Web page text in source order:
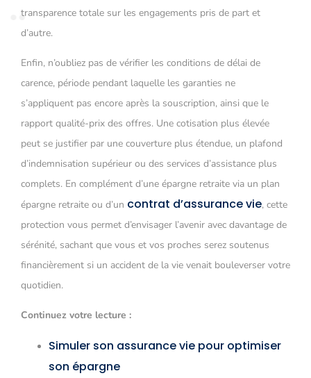
transparence totale sur les engagements pris de part et
d’autre.
Enfin, n’oubliez pas de vérifier les conditions de délai de
carence, période pendant laquelle les garanties ne
s’appliquent pas encore après la souscription, ainsi que le
rapport qualité-prix des offres. Une cotisation plus élevée
peut se justifier par une couverture plus étendue, un plafond
d’indemnisation supérieur ou des services d’assistance plus
complets. En complément d’une épargne retraite via un plan
épargne retraite ou d’un contrat d’assurance vie, cette
protection vous permet d’envisager l’avenir avec davantage de
sérénité, sachant que vous et vos proches serez soutenus
financièrement si un accident de la vie venait bouleverser votre
quotidien.
Continuez votre lecture :
Simuler son assurance vie pour optimiser
son épargne